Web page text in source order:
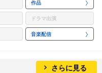
作品
ドラマ出演
音楽配信
さらに見る